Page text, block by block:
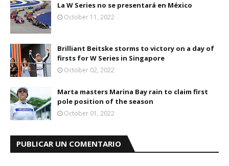
La W Series no se presentará en México
October 11, 2022
Brilliant Beitske storms to victory on a day of
firsts for W Series in Singapore
October 02, 2022
Marta masters Marina Bay rain to claim first
pole position of the season
October 01, 2022
PUBLICAR UN COMENTARIO